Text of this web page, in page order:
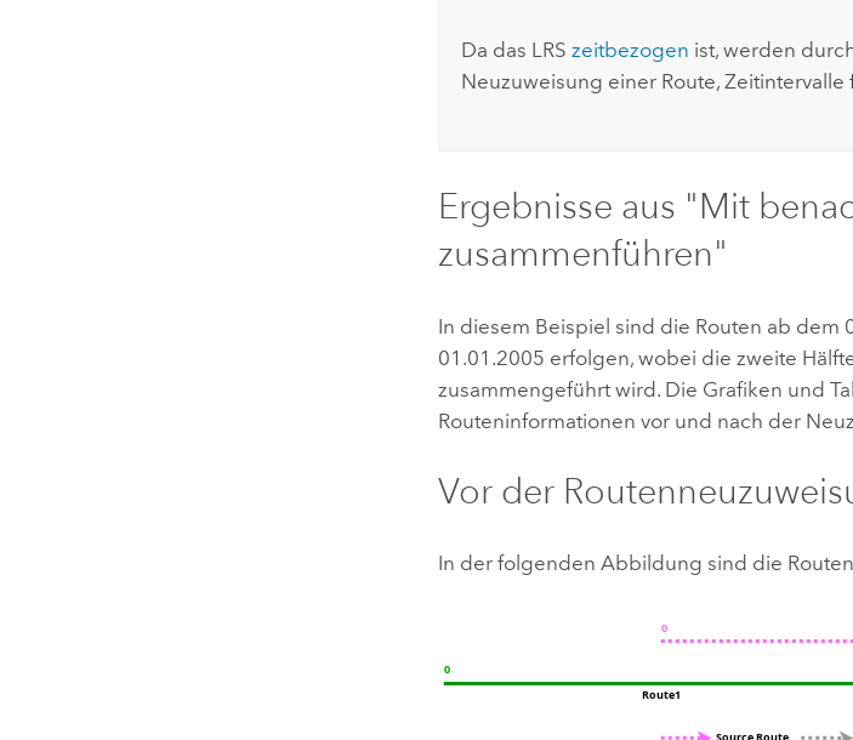
Da das LRS zeitbezogen ist, werden
Neuzuweisung einer Route,
Ergebnisse aus "Mit
zusammenführen"
In diesem Beispiel sind die Routen ab dem
01.01.2005 erfolgen, wobei die zweite
zusammengeführt wird. Die Grafiken und
Routeninformationen vor und nach der
Vor der
In der folgenden Abbildung sind die